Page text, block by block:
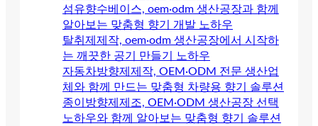
섬유향수베이스, oem·odm 생산공장과 함께
알아보는 맞춤형 향기 개발 노하우
탈취제제작, oem·odm 생산공장에서 시작하
는 깨끗한 공기 만들기 노하우
자동차방향제제작, OEM·ODM 전문 생산업
체와 함께 만드는 맞춤형 차량용 향기 솔루션
종이방향제제조, OEM·ODM 생산공장 선택
노하우와 함께 알아보는 맞춤형 향기 솔루션